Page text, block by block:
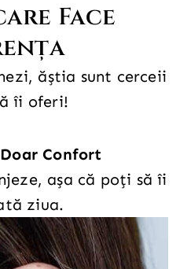
Face
ăștia sunt cerceii
îi oferi!
Confort
așa că poți să îi
ziua.